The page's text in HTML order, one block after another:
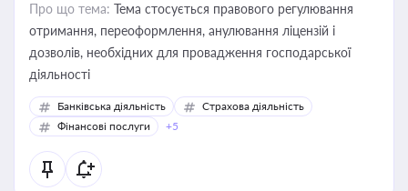
Про що тема: Тема стосується правового регулювання
отримання, переоформлення, анулювання ліцензій і
дозволів, необхідних для провадження господарської
діяльності
Банківська діяльність
Страхова діяльність
Фінансові послуги
+5